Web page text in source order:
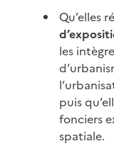
Qu’elles
les
puis
fonciers
spatiale.